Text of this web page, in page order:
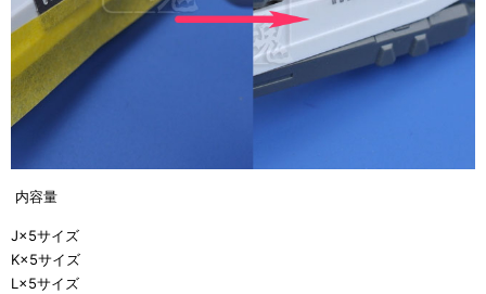
内容量
J×5サイズ
K×5サイズ
L×5サイズ